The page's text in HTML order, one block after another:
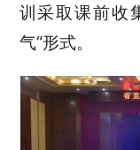
训采取课前收
气”形式。